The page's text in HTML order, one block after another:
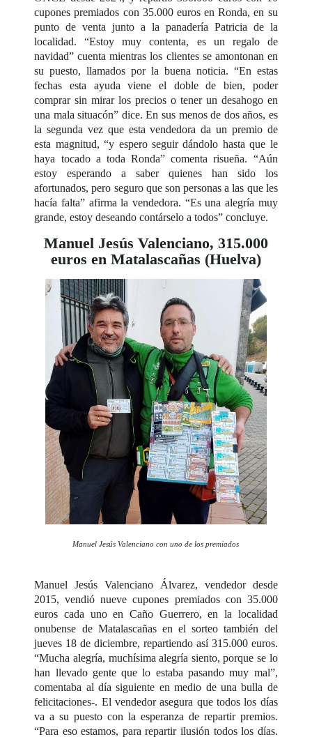
cupones premiados con 35.000 euros en Ronda, en su
punto de venta junto a la panadería Patricia de la
localidad. “Estoy muy contenta, es un regalo de
navidad” cuenta mientras los clientes se amontonan en
su puesto, llamados por la buena noticia. “En estas
fechas esta ayuda viene el doble de bien, poder
comprar sin mirar los precios o tener un desahogo en
una mala situacón” dice. En sus menos de dos años, es
la segunda vez que esta vendedora da un premio de
esta magnitud, “y espero seguir dándolo hasta que le
haya tocado a toda Ronda” comenta risueña. “Aún
estoy esperando a saber quienes han sido los
afortunados, pero seguro que son personas a las que les
hacía falta” afirma la vendedora. “Es una alegría muy
grande, estoy deseando contárselo a todos” concluye.
Manuel Jesús Valenciano, 315.000
euros en Matalascañas (Huelva)
Manuel Jesús Valenciano con uno de los premiados
Manuel Jesús Valenciano Álvarez, vendedor desde
2015, vendió nueve cupones premiados con 35.000
euros cada uno en Caño Guerrero, en la localidad
onubense de Matalascañas en el sorteo también del
jueves 18 de diciembre, repartiendo así 315.000 euros.
“Mucha alegría, muchísima alegría siento, porque se lo
han llevado gente que lo estaba pasando muy mal”,
comentaba al día siguiente en medio de una bulla de
felicitaciones-. El vendedor asegura que todos los días
va a su puesto con la esperanza de repartir premios.
“Para eso estamos, para repartir ilusión todos los días.